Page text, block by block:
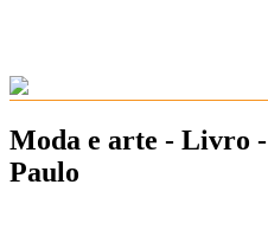
Moda e arte - Livro
Paulo